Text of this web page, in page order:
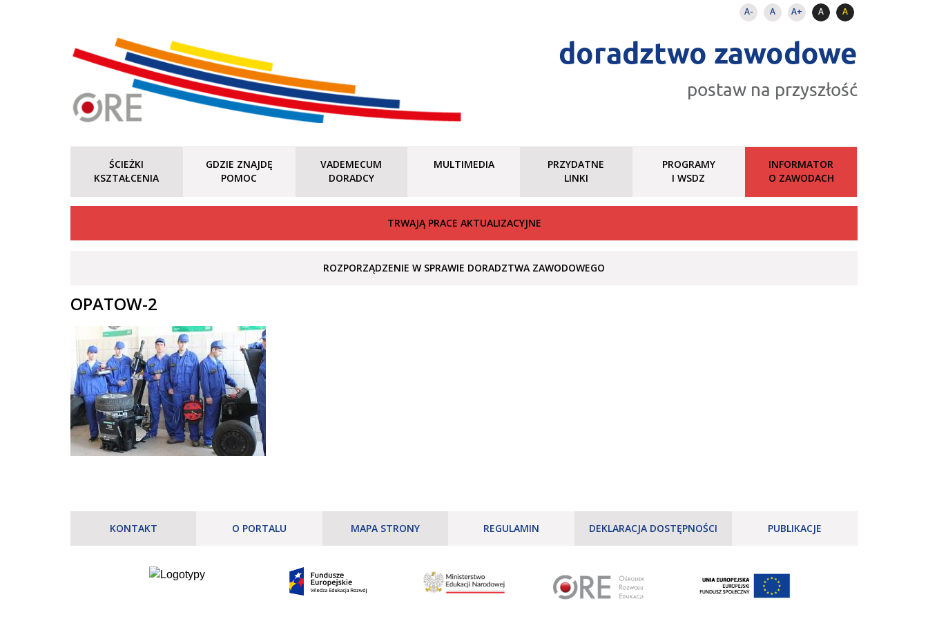
A- A A+ A A
doradztwo zawodowe
postaw na przyszłość
ŚCIEŻKI
KSZTAŁCENIA
GDZIE ZNAJDĘ
POMOC
VADEMECUM
DORADCY
MULTIMEDIA
PRZYDATNE
LINKI
PROGRAMY
I WSDZ
INFORMATOR
O ZAWODACH
TRWAJĄ PRACE AKTUALIZACYJNE
ROZPORZĄDZENIE W SPRAWIE DORADZTWA ZAWODOWEGO
OPATOW-2
KONTAKT O PORTALU MAPA STRONY REGULAMIN DEKLARACJA DOSTĘPNOŚCI PUBLIKACJE